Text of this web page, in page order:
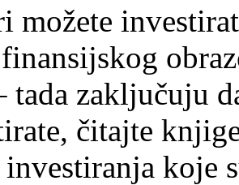
možete
tada zaključuju
čitajte
koje